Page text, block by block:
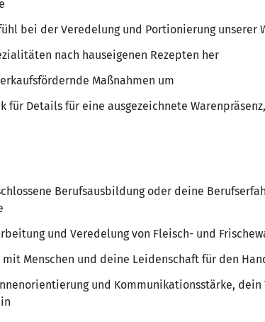
bei der Veredelung und Portionierung unserer
nach hauseigenen Rezepten her
Maßnahmen um
für Details für eine ausgezeichnete
Berufsausbildung oder deine
und Veredelung von Fleisch- und
mit Menschen und deine Leidenschaft für den
und Kommunikationsstärke, dein